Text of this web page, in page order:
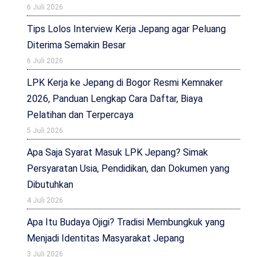
6 Juli 2026
Tips Lolos Interview Kerja Jepang agar Peluang
Diterima Semakin Besar
6 Juli 2026
LPK Kerja ke Jepang di Bogor Resmi Kemnaker
2026, Panduan Lengkap Cara Daftar, Biaya
Pelatihan dan Terpercaya
5 Juli 2026
Apa Saja Syarat Masuk LPK Jepang? Simak
Persyaratan Usia, Pendidikan, dan Dokumen yang
Dibutuhkan
4 Juli 2026
Apa Itu Budaya Ojigi? Tradisi Membungkuk yang
Menjadi Identitas Masyarakat Jepang
3 Juli 2026